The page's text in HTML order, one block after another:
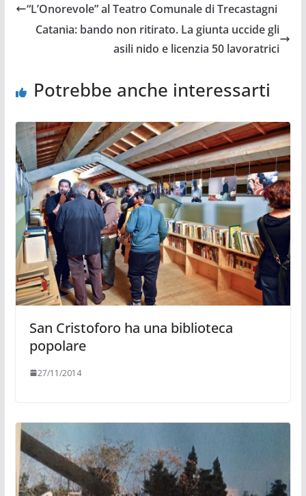
“L’Onorevole” al Teatro Comunale di Trecastagni
Catania: bando non ritirato. La giunta uccide gli
asili nido e licenzia 50 lavoratrici
Potrebbe anche interessarti
San Cristoforo ha una biblioteca
popolare
27/11/2014